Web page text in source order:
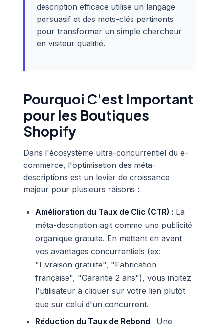
description efficace utilise un langage
persuasif et des mots-clés pertinents
pour transformer un simple chercheur
en visiteur qualifié.
Pourquoi C'est Important
pour les Boutiques
Shopify
Dans l'écosystème ultra-concurrentiel du e-
commerce, l'optimisation des méta-
descriptions est un levier de croissance
majeur pour plusieurs raisons :
Amélioration du Taux de Clic (CTR) : La
méta-description agit comme une publicité
organique gratuite. En mettant en avant
vos avantages concurrentiels (ex:
"Livraison gratuite", "Fabrication
française", "Garantie 2 ans"), vous incitez
l'utilisateur à cliquer sur votre lien plutôt
que sur celui d'un concurrent.
Réduction du Taux de Rebond : Une